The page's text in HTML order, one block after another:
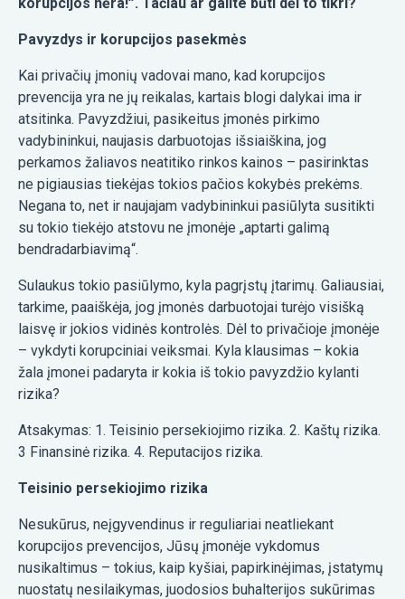
Pavyzdys ir korupcijos pasekmės
Kai privačių įmonių vadovai mano, kad korupcijos
prevencija yra ne jų reikalas, kartais blogi dalykai ima ir
atsitinka. Pavyzdžiui, pasikeitus įmonės pirkimo
vadybininkui, naujasis darbuotojas išsiaiškina, jog
perkamos žaliavos neatitiko rinkos kainos – pasirinktas
ne pigiausias tiekėjas tokios pačios kokybės prekėms.
Negana to, net ir naujajam vadybininkui pasiūlyta susitikti
su tokio tiekėjo atstovu ne įmonėje „aptarti galimą
bendradarbiavimą“.
Sulaukus tokio pasiūlymo, kyla pagrįstų įtarimų. Galiausiai,
tarkime, paaiškėja, jog įmonės darbuotojai turėjo visišką
laisvę ir jokios vidinės kontrolės. Dėl to privačioje įmonėje
– vykdyti korupciniai veiksmai. Kyla klausimas – kokia
žala įmonei padaryta ir kokia iš tokio pavyzdžio kylanti
rizika?
Atsakymas: 1. Teisinio persekiojimo rizika. 2. Kaštų rizika.
3 Finansinė rizika. 4. Reputacijos rizika.
Teisinio persekiojimo rizika
Nesukūrus, neįgyvendinus ir reguliariai neatliekant
korupcijos prevencijos, Jūsų įmonėje vykdomus
nusikaltimus – tokius, kaip kyšiai, papirkinėjimas, įstatymų
nuostatų nesilaikymas, juodosios buhalterijos sukūrimas